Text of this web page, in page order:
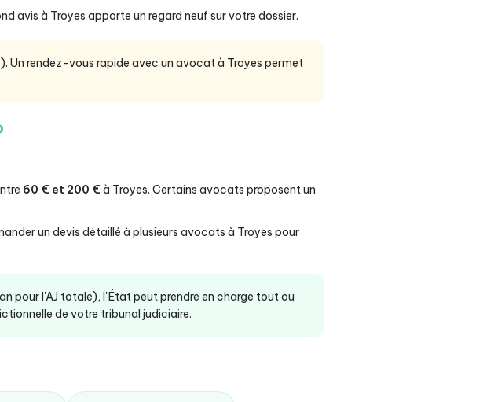
avis à Troyes apporte un regard neuf sur votre dossier.
Un rendez-vous rapide avec un avocat à Troyes permet
60 € et 200 € à Troyes. Certains avocats proposent un
un devis détaillé à plusieurs avocats à Troyes pour
pour l'AJ totale), l'État peut prendre en charge tout ou
de votre tribunal judiciaire.